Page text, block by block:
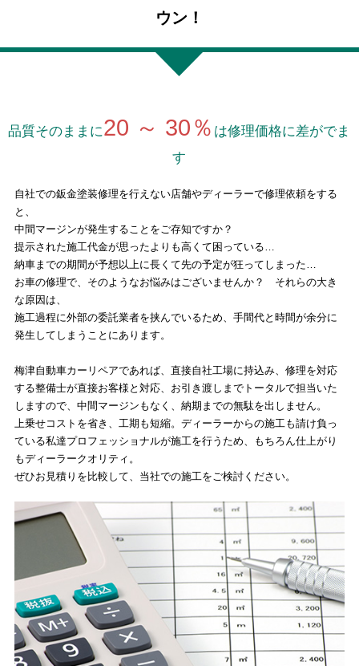
ウン！
品質そのままに20 ～ 30％ は修理価格に差がでま
す
自社での鈑金塗装修理を行えない店舗やディーラーで修理依頼をする
と、
中間マージンが発生することをご存知ですか？
提示された施工代金が思ったよりも高くて困っている…
納車までの期間が予想以上に長くて先の予定が狂ってしまった…
お車の修理で、そのようなお悩みはございませんか？ それらの大き
な原因は、
施工過程に外部の委託業者を挟んでいるため、手間代と時間が余分に
発生してしまうことにあります。
梅津自動車カーリペアであれば、直接自社工場に持込み、修理を対応
する整備士が直接お客様と対応、お引き渡しまでトータルで担当いた
しますので、中間マージンもなく、納期までの無駄を出しません。
上乗せコストを省き、工期も短縮。ディーラーからの施工も請け負っ
ている私達プロフェッショナルが施工を行うため、もちろん仕上がり
もディーラークオリティ。
ぜひお見積りを比較して、当社での施工をご検討ください。